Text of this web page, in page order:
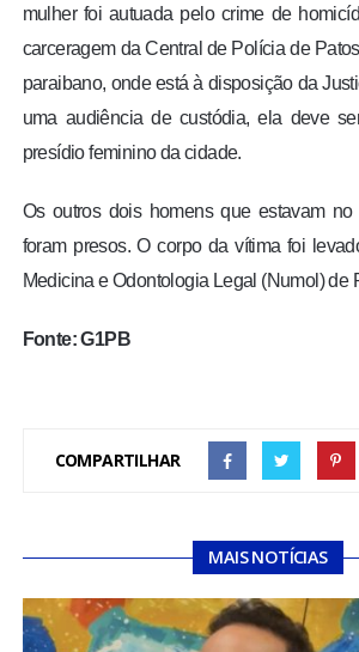
mulher foi autuada pelo crime de
carceragem da Central de Polícia de
paraibano, onde está à disposição da
uma audiência de custódia, ela deve
presídio feminino da cidade.
Os outros dois homens que estavam
foram presos. O corpo da vítima foi
Medicina e Odontologia Legal (Numol) de
Fonte: G1PB
COMPARTILHAR
MAIS NOTÍCIAS